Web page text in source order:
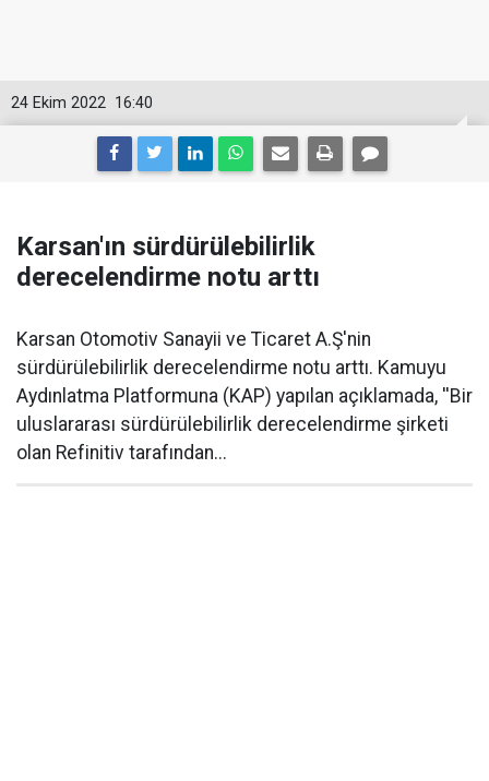
16:40
24 Ekim 2022
Karsan'ın sürdürülebilirlik
derecelendirme notu arttı
Karsan Otomotiv Sanayii ve Ticaret A.Ş'nin
sürdürülebilirlik derecelendirme notu arttı. Kamuyu
Aydınlatma Platformuna (KAP) yapılan açıklamada, ''Bir
uluslararası sürdürülebilirlik derecelendirme şirketi
olan Refinitiv tarafından...